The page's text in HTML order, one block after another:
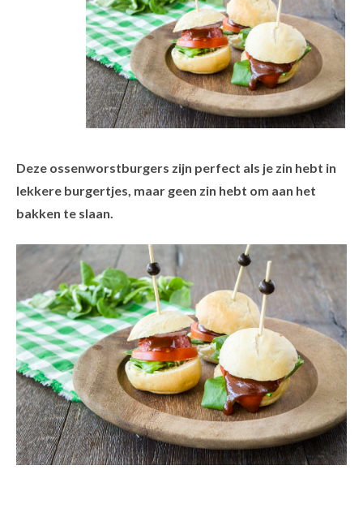
Deze ossenworstburgers zijn perfect als je zin hebt in
lekkere burgertjes, maar geen zin hebt om aan het
bakken te slaan.